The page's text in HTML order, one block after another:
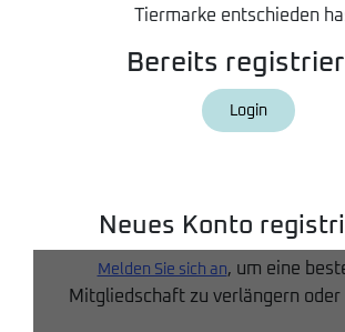
Tiermarke entschieden
Bereits
Login
Neues Konto
Melden Sie sich an, um eine
Mitgliedschaft zu verlängern oder